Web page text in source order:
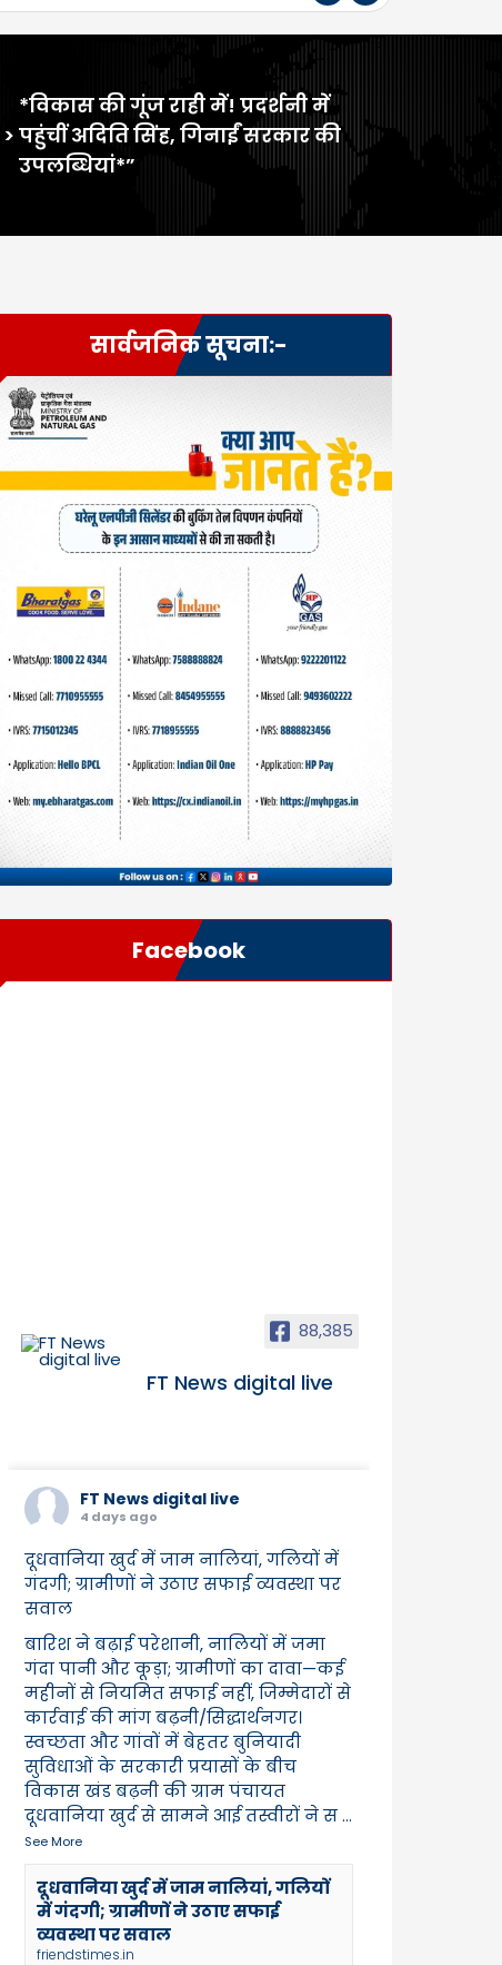
>
*विकास की गूंज राही में! प्रदर्शनी में
पहुंचीं अदिति सिंह, गिनाईं सरकार की
उपलब्धियां*”
सार्वजनिक सूचना:-
Facebook
88,385
FT News digital live
FT News digital live
4 days ago
दूधवानिया खुर्द में जाम नालियां, गलियों में
गंदगी; ग्रामीणों ने उठाए सफाई व्यवस्था पर
सवाल
बारिश ने बढ़ाई परेशानी, नालियों में जमा
गंदा पानी और कूड़ा; ग्रामीणों का दावा—कई
महीनों से नियमित सफाई नहीं, जिम्मेदारों से
कार्रवाई की मांग बढ़नी/सिद्धार्थनगर।
स्वच्छता और गांवों में बेहतर बुनियादी
सुविधाओं के सरकारी प्रयासों के बीच
विकास खंड बढ़नी की ग्राम पंचायत
दूधवानिया खुर्द से सामने आई तस्वीरों ने स...
See More
दूधवानिया खुर्द में जाम नालियां, गलियों
में गंदगी; ग्रामीणों ने उठाए सफाई
व्यवस्था पर सवाल
friendstimes.in